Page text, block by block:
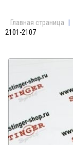
Главная страница
2101-2107